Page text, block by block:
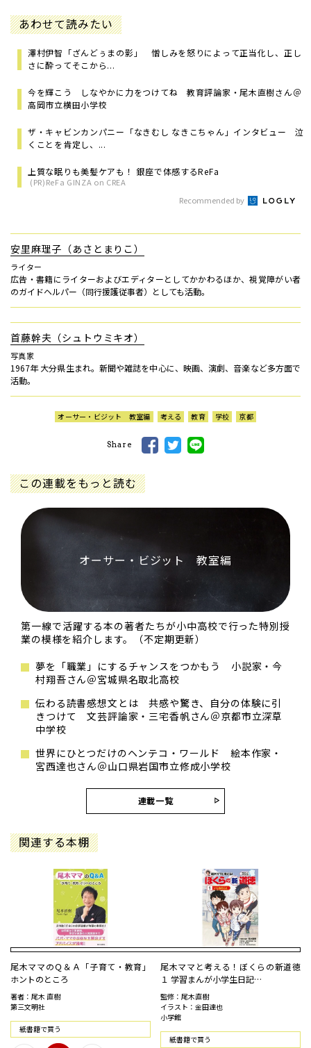
あわせて読みたい
澤村伊智「ざんどぅまの影」 憎しみを怒りによって正当化し、正し
さに酔ってそこから...
今を輝こう しなやかに力をつけてね 教育評論家・尾木直樹さん＠
高岡市立横田小学校
ザ・キャビンカンパニー「なきむし なきこちゃん」インタビュー 泣
くことを肯定し、...
上質な眠りも美髪ケアも！ 銀座で体感するReFa
(PR)ReFa GINZA on CREA
Recommended by
安里麻理子（あさとまりこ）
ライター
広告・書籍にライターおよびエディターとしてかかわるほか、視覚障がい者
のガイドヘルパー（同行援護従事者）としても活動。
首藤幹夫（シュトウミキオ）
写真家
1967年 大分県生まれ。新聞や雑誌を中心に、映画、演劇、音楽など多方面で
活動。
オーサー・ビジット 教室編 考える 教育 学校 京都
Share
この連載をもっと読む
オーサー・ビジット 教室編
第一線で活躍する本の著者たちが小中高校で行った特別授
業の模様を紹介します。（不定期更新）
夢を「職業」にするチャンスをつかもう 小説家・今
村翔吾さん＠宮城県名取北高校
伝わる読書感想文とは 共感や驚き、自分の体験に引
きつけて 文芸評論家・三宅香帆さん＠京都市立深草
中学校
世界にひとつだけのヘンテコ・ワールド 絵本作家・
宮西達也さん＠山口県岩国市立修成小学校
連載一覧
関連する本棚
尾木ママのＱ＆Ａ「子育て・教育」
ホントのところ
著者：尾木 直樹
第三文明社
紙書籍で買う
尾木ママと考える！ぼくらの新道徳
１ 学習まんが小学生日記…
監修：尾木直樹
イラスト：金田達也
小学館
紙書籍で買う